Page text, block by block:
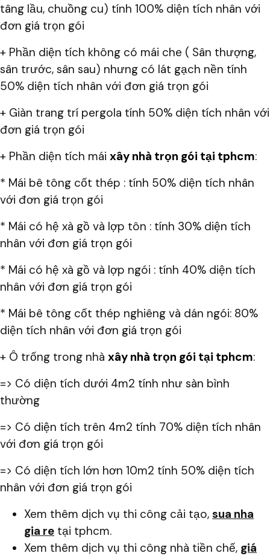
tâng lầu, chuồng cu) tính 100% diện tích nhân với
đơn giá trọn gói
+ Phần diện tích không có mái che ( Sân thượng,
sân trước, sân sau) nhưng có lát gạch nền tính
50% diện tích nhân với đơn giá trọn gói
+ Giàn trang trí pergola tính 50% diện tích nhân với
đơn giá trọn gói
+ Phần diện tích mái xây nhà trọn gói tại tphcm:
* Mái bê tông cốt thép : tính 50% diện tích nhân
với đơn giá trọn gói
* Mái có hệ xà gồ và lợp tôn : tính 30% diện tích
nhân với đơn giá trọn gói
* Mái có hệ xà gồ và lợp ngói : tính 40% diện tích
nhân với đơn giá trọn gói
* Mái bê tông cốt thép nghiêng và dán ngói: 80%
diện tích nhân với đơn giá trọn gói
+ Ô trống trong nhà xây nhà trọn gói tại tphcm:
=> Có diện tích dưới 4m2 tính như sàn bình
thường
=> Có diện tích trên 4m2 tính 70% diện tích nhân
với đơn giá trọn gói
=> Có diện tích lớn hơn 10m2 tính 50% diện tích
nhân với đơn giá trọn gói
Xem thêm dịch vụ thi công cải tạo, sua nha
gia re tại tphcm.
Xem thêm dịch vụ thi công nhà tiền chế, giá